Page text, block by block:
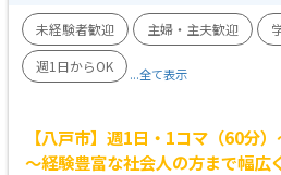
未経験者歓迎 主婦・主夫歓迎
週1日からOK
...全て表示
【八戸市】週1日・1コマ（60分
～経験豊富な社会人の方まで幅広